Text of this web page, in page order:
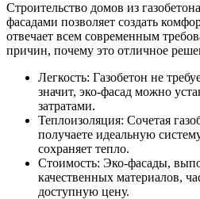
Строительство домов из
фасадами позволяет создать
отвечает всем современным
причин, почему это отличное
Легкость: Газобетон не
значит, эко-фасад можно
затратами.
Теплоизоляция: Сочетая
получаете идеальную
сохраняет тепло.
Стоимость: Эко-фасады,
качественных материалов,
доступную цену.